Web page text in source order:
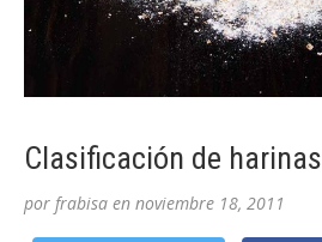
Clasificación de harinas
por frabisa en noviembre 18, 2011